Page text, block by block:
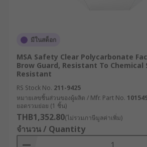
กะบังหน้าเต็มหน้าก็ตอบโจทย์ข้อนี้ได้เป็น
ป้องกันใบหน้าได้เต็มรูปแบบ ช่วยล
โดยตรงกับสารเคมี ละออง หรือขอ
เกิดจากกระบวนการผลิตหรือการท
ใช้งานร่วมกับ PPE อื่นได้สะดวก
แว่นตานิรภัย หน้ากากกรองฝุ่น หรื
ได้ โดยไม่รู้สึกอึดอัด
มีในสต็อก
MSA Safety Clear Polycarbonate
Brow Guard, Resistant To
Resistant
RS Stock No. 211-9425
หมายเลขชิ้นส่วนของผู้ผลิต / Mfr. Part No.
ยอดรวมย่อย (1 ชิ้น)
THB1,352.80(ไม่รวมภาษีมูลค่าเพิ่ม)
จำนวน / Quantity